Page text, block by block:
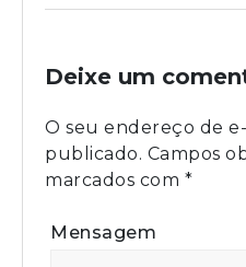
Deixe um
O seu endereço de
publicado. Campos
marcados com *
Mensagem